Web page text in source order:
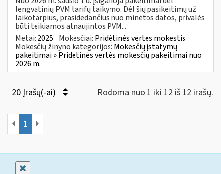
lengvatinių PVM tarifų taikymo. Dėl šių pasikeitimų už
laikotarpius, prasidedančius nuo minėtos datos, privalės
būti teikiamos atnaujintos PVM...
Metai: 2025 Mokesčiai: Pridėtinės vertės mokestis
Mokesčių žinyno kategorijos: Mokesčių įstatymų
pakeitimai » Pridėtinės vertės mokesčių pakeitimai nuo
2026 m.
20 Įrašų(-ai) Rodoma nuo 1 iki 12 iš 12 irašų.
1